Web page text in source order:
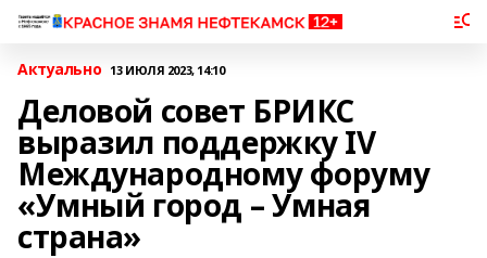
Актуально 13 ИЮЛЯ 2023, 14:10
Деловой совет БРИКС
выразил поддержку IV
Международному форуму
«Умный город – Умная
страна»